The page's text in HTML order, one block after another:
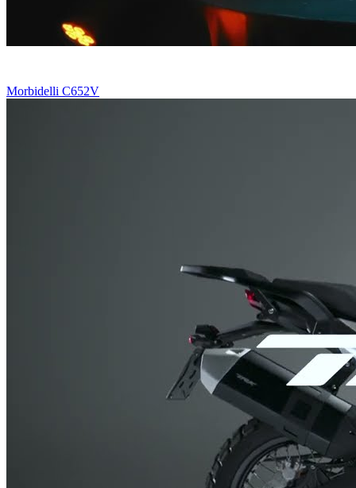
Morbidelli C652V